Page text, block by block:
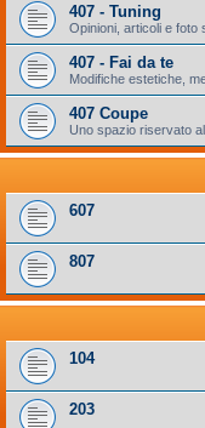
407 - Tuning
Opinioni, articoli e foto
407 - Fai da te
Modifiche estetiche,
407 Coupe
Uno spazio riservato
607
807
104
203